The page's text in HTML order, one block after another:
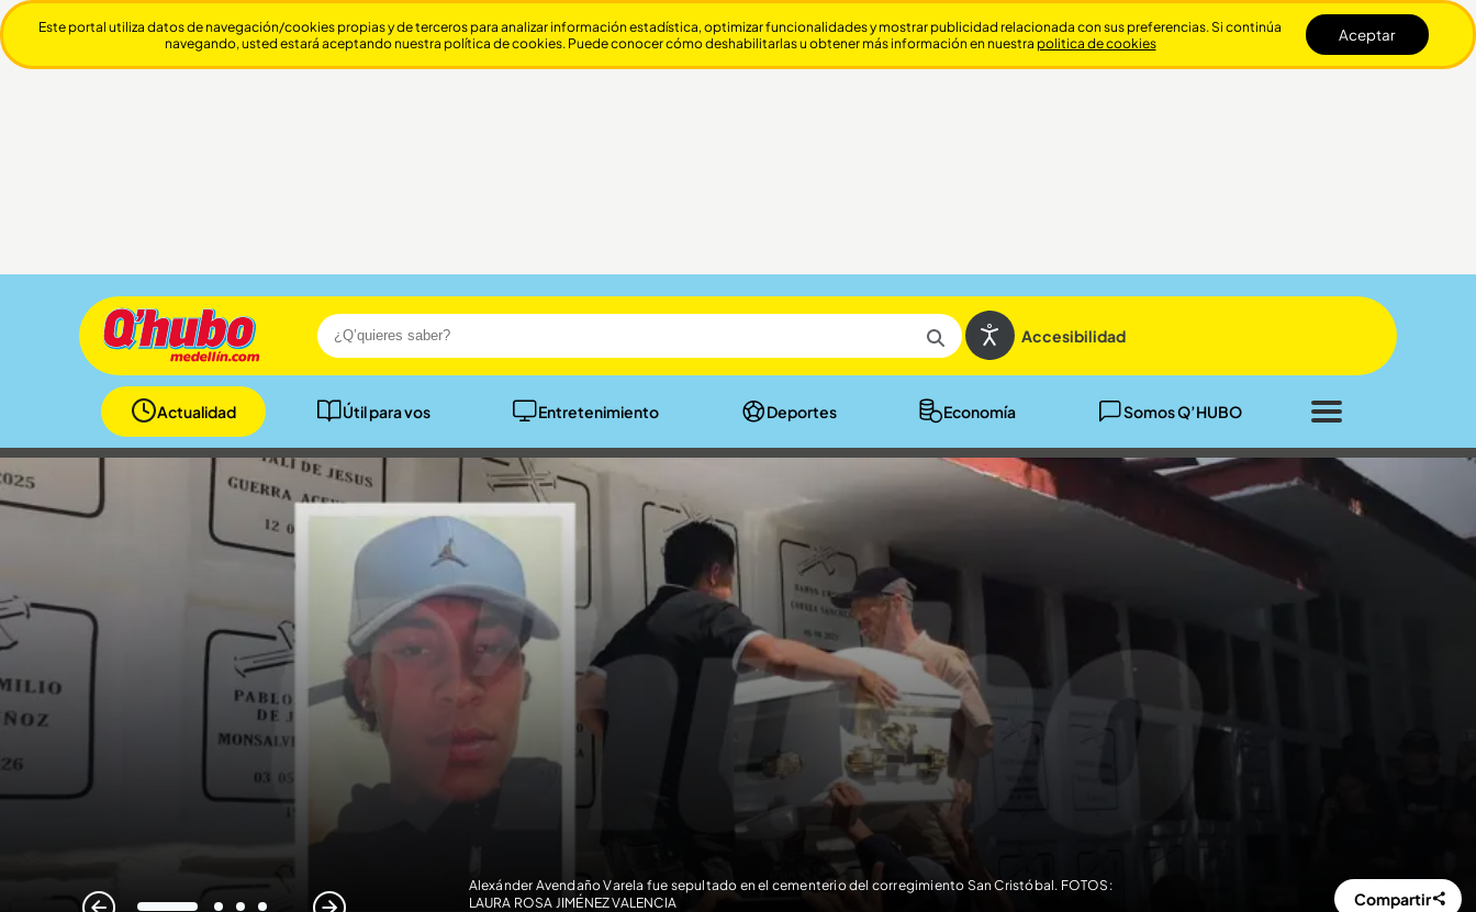
Accesibilidad
Actualidad Útil para vos Entretenimiento Deportes Economía Somos Q’HUBO
Cerrar
Alexánder Avendaño Varela fue sepultado en el cementerio del corregimiento San Cristóbal. FOTOS:
LAURA ROSA JIMÉNEZ VALENCIA
Compartir
Este portal utiliza datos de navegación/cookies propias y de terceros para analizar información estadística, optimizar funcionalidades y mostrar publicidad relacionada con sus preferencias. Si continúa
navegando, usted estará aceptando nuestra política de cookies. Puede conocer cómo deshabilitarlas u obtener más información en nuestra politica de cookies Aceptar